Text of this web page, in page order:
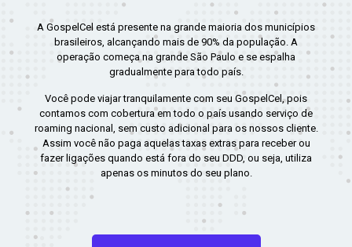
A GospelCel está presente na grande maioria dos municípios
brasileiros, alcançando mais de 90% da população. A
operação começa na grande São Paulo e se espalha
gradualmente para todo país.
Você pode viajar tranquilamente com seu GospelCel, pois
contamos com cobertura em todo o país usando serviço de
roaming nacional, sem custo adicional para os nossos cliente.
Assim você não paga aquelas taxas extras para receber ou
fazer ligações quando está fora do seu DDD, ou seja, utiliza
apenas os minutos do seu plano.